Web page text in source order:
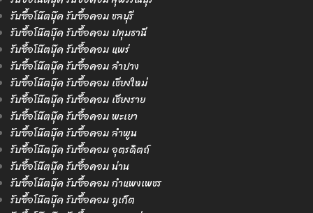
รับซื้อโน๊ตบุ๊ค รับซื้อคอม ชลบุรี
รับซื้อโน๊ตบุ๊ค รับซื้อคอม ปทุมธานี
รับซื้อโน๊ตบุ๊ค รับซื้อคอม แพร่
รับซื้อโน๊ตบุ๊ค รับซื้อคอม ลำปาง
รับซื้อโน๊ตบุ๊ค รับซื้อคอม เชียงใหม่
รับซื้อโน๊ตบุ๊ค รับซื้อคอม เชียงราย
รับซื้อโน๊ตบุ๊ค รับซื้อคอม พะเยา
รับซื้อโน๊ตบุ๊ค รับซื้อคอม ลำพูน
รับซื้อโน๊ตบุ๊ค รับซื้อคอม อุตรดิตถ์
รับซื้อโน๊ตบุ๊ค รับซื้อคอม น่าน
รับซื้อโน๊ตบุ๊ค รับซื้อคอม กำแพงเพชร
รับซื้อโน๊ตบุ๊ค รับซื้อคอม ภูเก็ต